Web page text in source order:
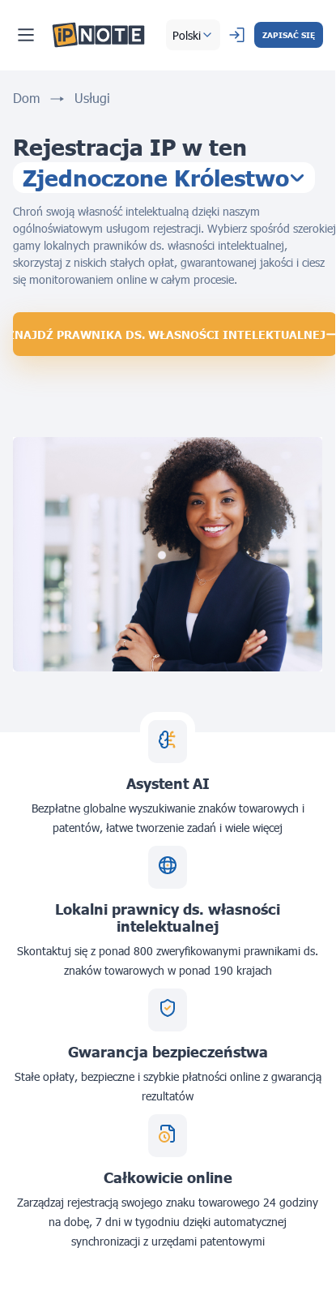
Polski ZAPISAĆ SIĘ
Dom Usługi
Rejestracja IP w ten
Zjednoczone Królestwo
Chroń swoją własność intelektualną dzięki naszym
ogólnoświatowym usługom rejestracji. Wybierz spośród szerokiej
gamy lokalnych prawników ds. własności intelektualnej,
skorzystaj z niskich stałych opłat, gwarantowanej jakości i ciesz
się monitorowaniem online w całym procesie.
ZNAJDŹ PRAWNIKA DS. WŁASNOŚCI INTELEKTUALNEJ
Asystent AI
Bezpłatne globalne wyszukiwanie znaków towarowych i
patentów, łatwe tworzenie zadań i wiele więcej
Lokalni prawnicy ds. własności
intelektualnej
Skontaktuj się z ponad 800 zweryfikowanymi prawnikami ds.
znaków towarowych w ponad 190 krajach
Gwarancja bezpieczeństwa
Stałe opłaty, bezpieczne i szybkie płatności online z gwarancją
rezultatów
Całkowicie online
Zarządzaj rejestracją swojego znaku towarowego 24 godziny
na dobę, 7 dni w tygodniu dzięki automatycznej
synchronizacji z urzędami patentowymi